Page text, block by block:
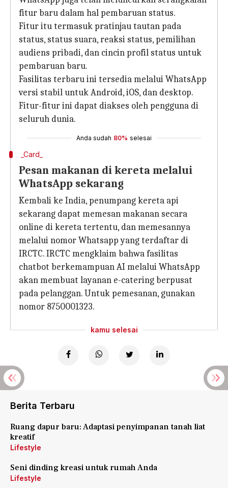
fitur baru dalam hal pembaruan status.
Fitur itu termasuk pratinjau tautan pada
status, status suara, reaksi status, pemilihan
audiens pribadi, dan cincin profil status untuk
pembaruan baru.
Fasilitas terbaru ini tersedia melalui WhatsApp
versi stabil untuk Android, iOS, dan desktop.
Fitur-fitur ini dapat diakses oleh pengguna di
seluruh dunia.
Anda sudah 80% selesai
_Card_
Pesan makanan di kereta melalui
WhatsApp sekarang
Kembali ke India, penumpang kereta api
sekarang dapat memesan makanan secara
online di kereta tertentu, dan memesannya
melalui nomor Whatsapp yang terdaftar di
IRCTC. IRCTC mengklaim bahwa fasilitas
chatbot berkemampuan AI melalui WhatsApp
akan membuat layanan e-catering berpusat
pada pelanggan. Untuk pemesanan, gunakan
nomor 8750001323.
kamu selesai
Berita Terbaru
Ruang dapur baru: Adaptasi penyimpanan tanah liat
kreatif
Lifestyle
Seni dinding kreasi untuk rumah Anda
Lifestyle